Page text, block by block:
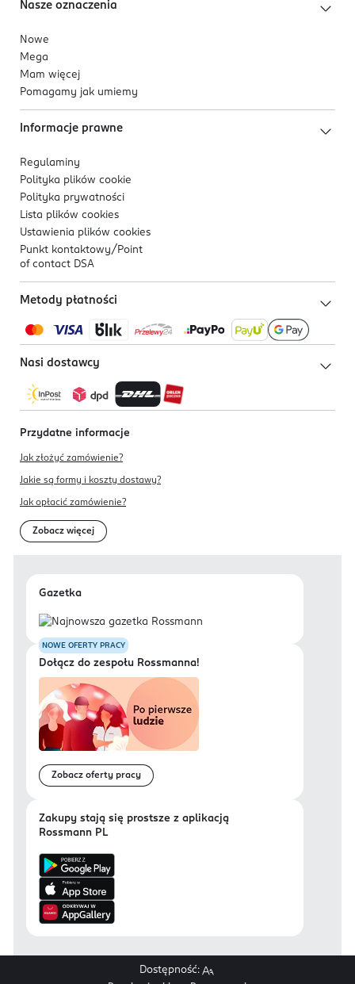
Nasze oznaczenia
Nowe
Mega
Mam więcej
Pomagamy jak umiemy
Informacje prawne
Regulaminy
Polityka plików cookie
Polityka prywatności
Lista plików cookies
Ustawienia plików cookies
Punkt kontaktowy/ Point
of contact DSA
Metody płatności
Nasi dostawcy
Przydatne informacje
Jak złożyć zamówienie?
Jakie są formy i koszty dostawy?
Jak opłacić zamówienie?
Zobacz więcej
Gazetka
NOWE OFERTY PRACY
Dołącz do zespołu Rossmanna!
Zobacz oferty pracy
Zakupy stają się prostsze z aplikacją
Rossmann PL
Dostępność: